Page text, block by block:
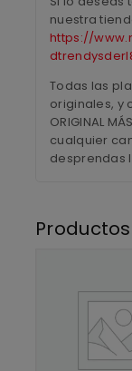
nuestra
https://
Todas las
originales, y
ORIGINAL
cualquier
desprendas